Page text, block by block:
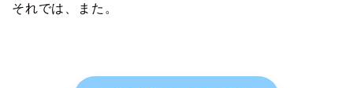
それでは、また。